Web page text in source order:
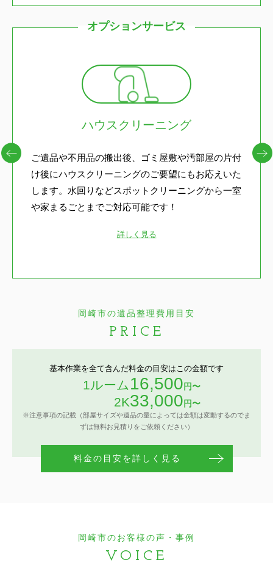
オプションサービス
ハウスクリーニング
ご遺品や不用品の搬出後、ゴミ屋敷や汚部屋の片付
け後にハウスクリーニングのご要望にもお応えいた
します。水回りなどスポットクリーニングから一室
や家まるごとまでご対応可能です！
詳しく見る
岡崎市の遺品整理費用目安
PRICE
基本作業を全て含んだ料金の目安はこの金額です
1ルーム 16,500 円〜
2K33,000 円〜
※注意事項の記載（部屋サイズや遺品の量によっては金額は変動するのでま
ずは無料お見積りをご依頼ください）
料金の目安を詳しく見る
岡崎市のお客様の声・事例
VOICE